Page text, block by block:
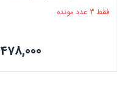
فقط 3 عدد مونده
478,000